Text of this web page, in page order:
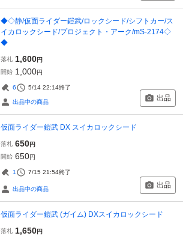
◆◇静/仮面ライダー鎧武/ロックシード/シフトカー/ス
イカロックシード/プロジェクト・アーク/mS-2174◇
◆
落札 1,600円
開始 1,000円
6 5/14 22:14終了
出品中の商品 出品
仮面ライダー鎧武 DX スイカロックシード
落札 650円
開始 650円
1 7/15 21:54終了
出品中の商品 出品
仮面ライダー鎧武 (ガイム) DXスイカロックシード
落札 1,650円